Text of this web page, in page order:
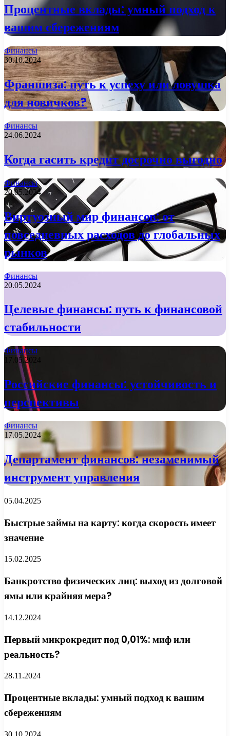
Процентные вклады: умный подход к
вашим сбережениям
Финансы
30.10.2024
Франшиза: путь к успеху или ловушка
для новичков?
Финансы
24.06.2024
Когда гасить кредит досрочно выгодно
Финансы
20.05.2024
Виртуозный мир финансов: от
повседневных расходов до глобальных
рынков
Финансы
20.05.2024
Целевые финансы: путь к финансовой
стабильности
Финансы
17.05.2024
Российские финансы: устойчивость и
перспективы
Финансы
17.05.2024
Департамент финансов: незаменимый
инструмент управления
05.04.2025
Быстрые займы на карту: когда скорость имеет
значение
15.02.2025
Банкротство физических лиц: выход из долговой
ямы или крайняя мера?
14.12.2024
Первый микрокредит под 0,01%: миф или
реальность?
28.11.2024
Процентные вклады: умный подход к вашим
сбережениям
30.10.2024